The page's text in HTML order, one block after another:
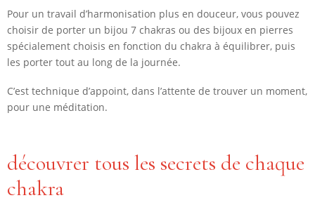
Pour un travail d’harmonisation plus en douceur, vous pouvez
choisir de porter un bijou 7 chakras ou des bijoux en pierres
spécialement choisis en fonction du chakra à équilibrer, puis
les porter tout au long de la journée.
C’est technique d’appoint, dans l’attente de trouver un moment,
pour une méditation.
découvrer tous les secrets de chaque
chakra